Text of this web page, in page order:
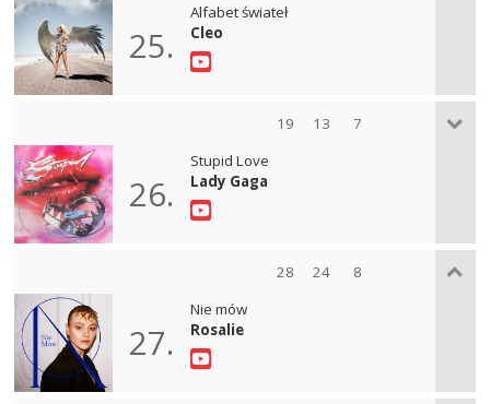
25.
Alfabet świateł
Cleo
19 13 7
26.
Stupid Love
Lady Gaga
28 24 8
27.
Nie mów
Rosalie